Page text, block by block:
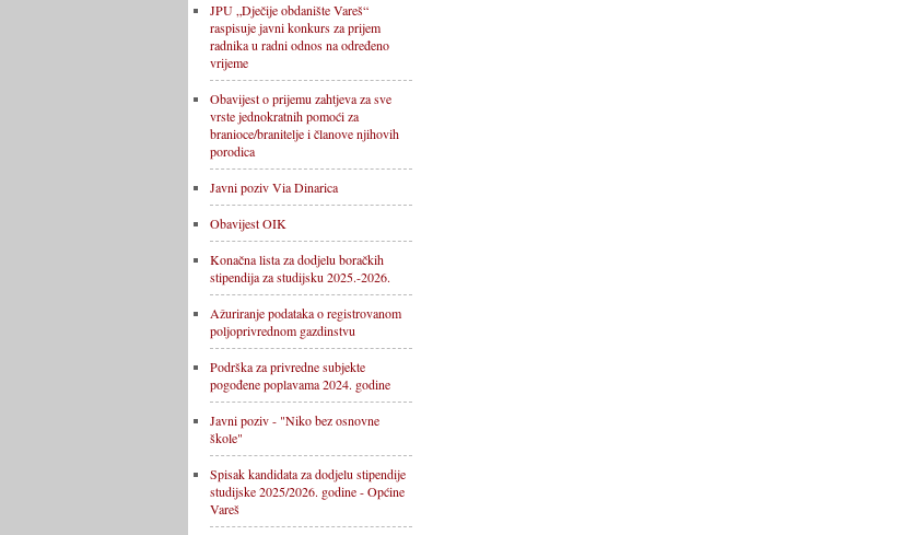
JPU „Dječije obdanište Vareš“
raspisuje javni konkurs za prijem
radnika u radni odnos na određeno
vrijeme
Obavijest o prijemu zahtjeva za sve
vrste jednokratnih pomoći za
branioce/branitelje i članove njihovih
porodica
Javni poziv Via Dinarica
Obavijest OIK
Konačna lista za dodjelu boračkih
stipendija za studijsku 2025.-2026.
Ažuriranje podataka o registrovanom
poljoprivrednom gazdinstvu
Podrška za privredne subjekte
pogođene poplavama 2024. godine
Javni poziv - "Niko bez osnovne
škole"
Spisak kandidata za dodjelu stipendije
studijske 2025/2026. godine - Općine
Vareš